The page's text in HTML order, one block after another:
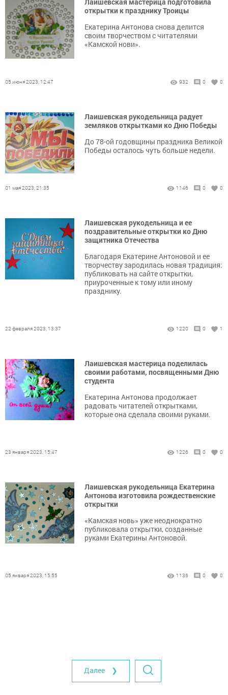
Лаишевская мастерица подготовила
открытки к празднику Троицы
Екатерина Антонова снова делится
своим творчеством с читателями
«Камской нови».
05 июня 2023, 12:47 932 0 0
Лаишевская рукодельница радует
земляков открытками ко Дню Победы
До 78-ой годовщины праздника Великой
Победы осталось чуть больше недели.
01 мая 2023, 21:35 1146 0 0
Лаишевская рукодельница и ее
поздравительные открытки ко Дню
защитника Отечества
Благодаря Екатерине Антоновой и ее
творчеству зародилась новая традиция:
публиковать на сайте открытки,
приуроченные к тому или иному
празднику.
22 февраля 2023, 13:37 1220 0 1
Лаишевская мастерица поделилась
своими работами, посвященными Дню
студента
Екатерина Антонова продолжает
радовать читателей открытками,
которые она сделала своими руками.
23 января 2023, 15:47 1226 0 0
Лаишевская рукодельница Екатерина
Антонова изготовила рождественские
открытки
«Камская новь» уже неоднократно
публиковала открытки, созданные
руками Екатерины Антоновой.
05 января 2023, 15:55 1136 0 0
Далее ❯